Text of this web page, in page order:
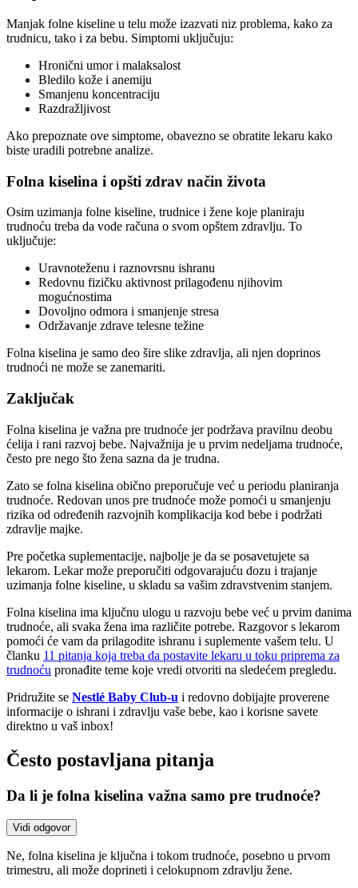
Manjak folne kiseline u telu može izazvati niz problema, kako za
trudnicu, tako i za bebu. Simptomi uključuju:
Hronični umor i malaksalost
Bledilo kože i anemiju
Smanjenu koncentraciju
Razdražljivost
Ako prepoznate ove simptome, obavezno se obratite lekaru kako
biste uradili potrebne analize.
Folna kiselina i opšti zdrav način života
Osim uzimanja folne kiseline, trudnice i žene koje planiraju
trudnoću treba da vode računa o svom opštem zdravlju. To
uključuje:
Uravnoteženu i raznovrsnu ishranu
Redovnu fizičku aktivnost prilagođenu njihovim
mogućnostima
Dovoljno odmora i smanjenje stresa
Održavanje zdrave telesne težine
Folna kiselina je samo deo šire slike zdravlja, ali njen doprinos
trudnoći ne može se zanemariti.
Zaključak
Folna kiselina je važna pre trudnoće jer podržava pravilnu deobu
ćelija i rani razvoj bebe. Najvažnija je u prvim nedeljama trudnoće,
često pre nego što žena sazna da je trudna.
Zato se folna kiselina obično preporučuje već u periodu planiranja
trudnoće. Redovan unos pre trudnoće može pomoći u smanjenju
rizika od određenih razvojnih komplikacija kod bebe i podržati
zdravlje majke.
Pre početka suplementacije, najbolje je da se posavetujete sa
lekarom. Lekar može preporučiti odgovarajuću dozu i trajanje
uzimanja folne kiseline, u skladu sa vašim zdravstvenim stanjem.
Folna kiselina ima ključnu ulogu u razvoju bebe već u prvim danima
trudnoće, ali svaka žena ima različite potrebe. Razgovor s lekarom
pomoći će vam da prilagodite ishranu i suplemente vašem telu. U
članku 11 pitanja koja treba da postavite lekaru u toku priprema za
trudnoću pronađite teme koje vredi otvoriti na sledećem pregledu.
Pridružite se Nestlé Baby Club-u i redovno dobijajte proverene
informacije o ishrani i zdravlju vaše bebe, kao i korisne savete
direktno u vaš inbox!
Često postavljana pitanja
Da li je folna kiselina važna samo pre trudnoće?
Vidi odgovor
Ne, folna kiselina je ključna i tokom trudnoće, posebno u prvom
trimestru, ali može doprineti i celokupnom zdravlju žene.